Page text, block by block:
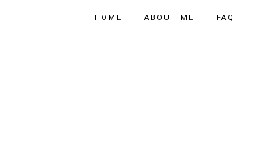
HOME ABOUT ME FAQ